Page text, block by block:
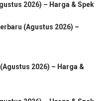
2026) – Harga & Spek
(Agustus 2026) –
2026) – Harga &